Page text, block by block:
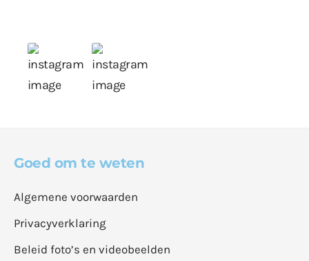
Goed om te weten
Algemene voorwaarden
Privacyverklaring
Beleid foto’s en videobeelden